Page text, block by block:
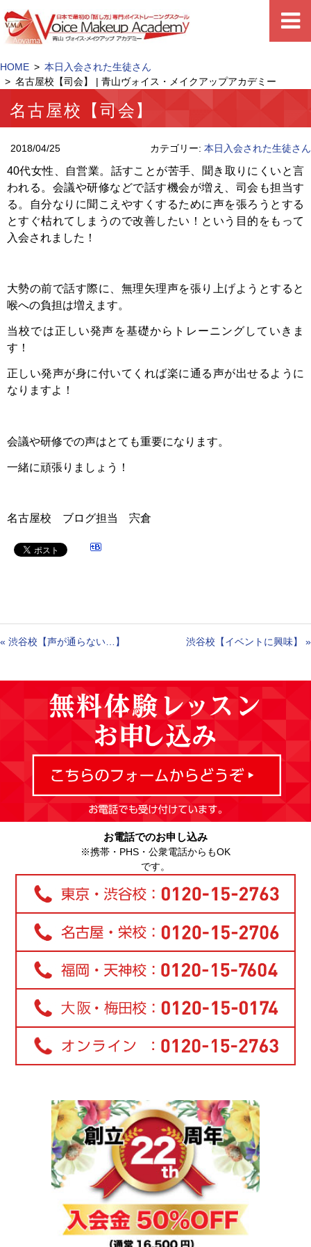
HOME
本日入会された生徒さん
名古屋校【司会】 | 青山ヴォイス・メイクアップアカデミー
名古屋校【司会】
2018/04/25 カテゴリー: 本日入会された生徒さん
40代女性、自営業。話すことが苦手、聞き取りにくいと言
われる。会議や研修などで話す機会が増え、司会も担当す
る。自分なりに聞こえやすくするために声を張ろうとする
とすぐ枯れてしまうので改善したい！という目的をもって
入会されました！
大勢の前で話す際に、無理矢理声を張り上げようとすると
喉への負担は増えます。
当校では正しい発声を基礎からトレーニングしていきま
す！
正しい発声が身に付いてくれば楽に通る声が出せるように
なりますよ！
会議や研修での声はとても重要になります。
一緒に頑張りましょう！
名古屋校 ブログ担当 宍倉
« 渋谷校【声が通らない…】 渋谷校【イベントに興味】 »
お電話でのお申し込み
※携帯・PHS・公衆電話からもOK
です。